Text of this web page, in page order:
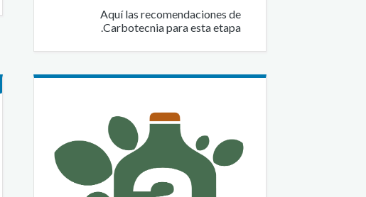
Aquí las recomendaciones de
Carbotecnia para esta etapa.